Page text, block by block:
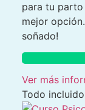
para tu parto
mejor
soñado!
Ver más
Todo incluido